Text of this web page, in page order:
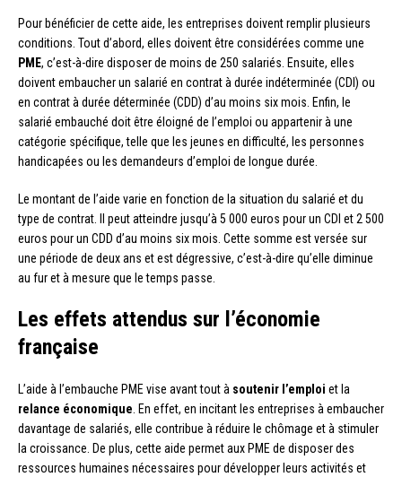
Pour bénéficier de cette aide, les entreprises doivent remplir plusieurs
conditions. Tout d’abord, elles doivent être considérées comme une
PME, c’est-à-dire disposer de moins de 250 salariés. Ensuite, elles
doivent embaucher un salarié en contrat à durée indéterminée (CDI) ou
en contrat à durée déterminée (CDD) d’au moins six mois. Enfin, le
salarié embauché doit être éloigné de l’emploi ou appartenir à une
catégorie spécifique, telle que les jeunes en difficulté, les personnes
handicapées ou les demandeurs d’emploi de longue durée.
Le montant de l’aide varie en fonction de la situation du salarié et du
type de contrat. Il peut atteindre jusqu’à 5 000 euros pour un CDI et 2 500
euros pour un CDD d’au moins six mois. Cette somme est versée sur
une période de deux ans et est dégressive, c’est-à-dire qu’elle diminue
au fur et à mesure que le temps passe.
Les effets attendus sur l’économie
française
L’aide à l’embauche PME vise avant tout à soutenir l’emploi et la
relance économique . En effet, en incitant les entreprises à embaucher
davantage de salariés, elle contribue à réduire le chômage et à stimuler
la croissance. De plus, cette aide permet aux PME de disposer des
ressources humaines nécessaires pour développer leurs activités et